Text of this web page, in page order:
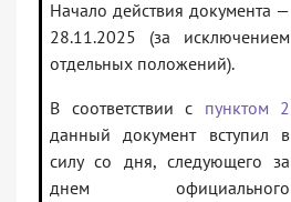
Начало действия документа —
28.11.2025 (за исключением
отдельных положений).
В соответствии с пунктом 2
данный документ вступил в
силу со дня, следующего за
днем официального